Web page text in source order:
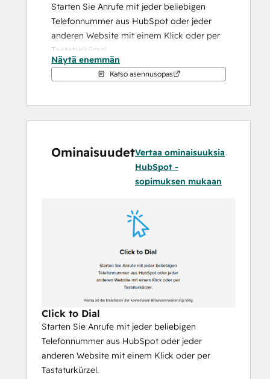
Starten Sie Anrufe mit jeder beliebigen
Telefonnummer aus HubSpot oder jeder
anderen Website mit einem Klick oder per
Tastaturkürzel.
Hierzu ist die Installation der kostenlosen
den jeweiligen Kontakt protokolliert. Wenn
die Nummer noch nicht erfasst ist, wird ein
neuer Kontakt angelegt.
Detaillierte Berichte zu Erfolgsquote,
Einsehbar über das PhoneMondo
Dashboard oder als regelmäßiger Bericht
Näytä enemmän
Katso asennusopas
OminaisuudetVertaa ominaisuuksia
HubSpot -
sopimuksen mukaan
Click to Dial
Starten Sie Anrufe mit jeder beliebigen
Telefonnummer aus HubSpot oder jeder
anderen Website mit einem Klick oder per
Tastaturkürzel.